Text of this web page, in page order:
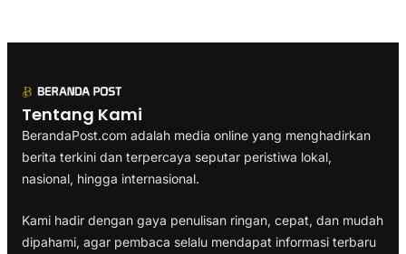
Tentang Kami
BerandaPost.com adalah media online yang menghadirkan
berita terkini dan terpercaya seputar peristiwa lokal,
nasional, hingga internasional.
Kami hadir dengan gaya penulisan ringan, cepat, dan mudah
dipahami, agar pembaca selalu mendapat informasi terbaru